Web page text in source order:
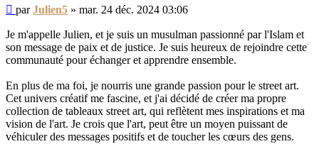
Message
non
lu
parJulien5 » mar. 24 déc. 2024 03:06
Je m'appelle Julien, et je suis un musulman passionné par l'Islam et
son message de paix et de justice. Je suis heureux de rejoindre cette
communauté pour échanger et apprendre ensemble.
En plus de ma foi, je nourris une grande passion pour le street art.
Cet univers créatif me fascine, et j'ai décidé de créer ma propre
collection de tableaux street art, qui reflètent mes inspirations et ma
vision de l'art. Je crois que l'art, peut être un moyen puissant de
véhiculer des messages positifs et de toucher les cœurs des gens.